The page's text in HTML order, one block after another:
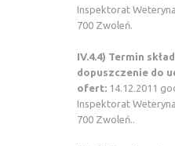
Inspektorat
700 Zwoleń.
IV.4.4) Termin
dopuszczenie do
ofert: 14.12.2011
Inspektorat
700 Zwoleń..